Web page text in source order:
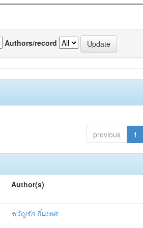
Authors/record
previous 1
Author(s)
ขวัญรัก ถิ่นเทศ